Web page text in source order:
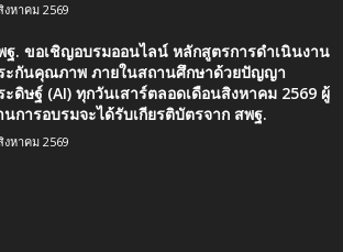
งหาคม 2569
ฐ. ขอเชิญอบรมออนไลน์ หลักสูตรการดำเนินงาน
ะกันคุณภาพ ภายในสถานศึกษาด้วยปัญญา
ะดิษฐ์ (AI) ทุกวันเสาร์ตลอดเดือนสิงหาคม 2569 ผู้
นการอบรมจะได้รับเกียรติบัตรจาก สพฐ.
งหาคม 2569